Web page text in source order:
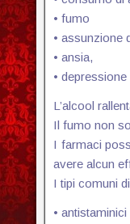
• fumo
• assunzione
• ansia,
• depressione
L’alcool
Il fumo non
I farmaci
avere alcun
I tipi comuni
• antistaminici